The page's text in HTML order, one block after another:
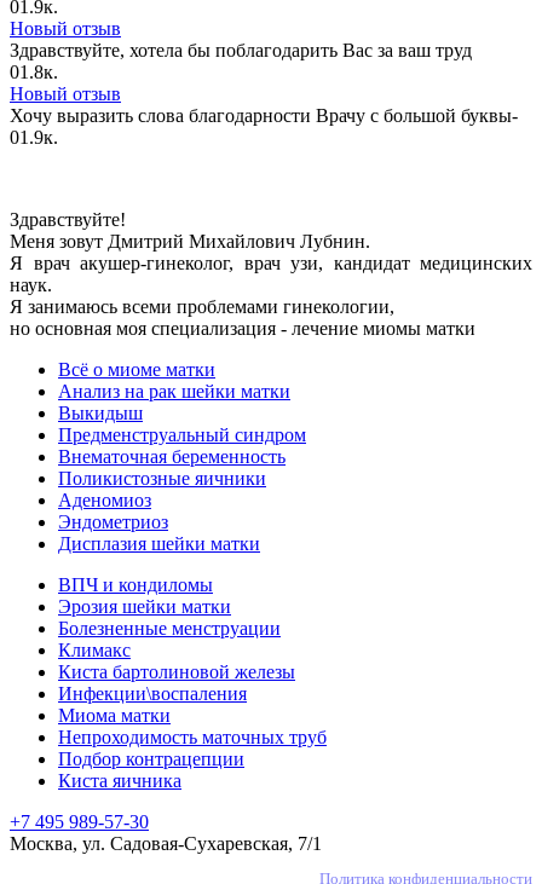
01.9к.
Новый отзыв
Здравствуйте, хотела бы поблагодарить Вас за ваш труд
01.8к.
Новый отзыв
Хочу выразить слова благодарности Врачу с большой буквы-
01.9к.
Здравствуйте!
Меня зовут Дмитрий Михайлович Лубнин.
Я врач акушер-гинеколог, врач узи, кандидат медицинских
наук.
Я занимаюсь всеми проблемами гинекологии,
но основная моя специализация - лечение миомы матки
Всё о миоме матки
Анализ на рак шейки матки
Выкидыш
Предменструальный синдром
Внематочная беременность
Поликистозные яичники
Аденомиоз
Эндометриоз
Дисплазия шейки матки
ВПЧ и кондиломы
Эрозия шейки матки
Болезненные менструации
Климакс
Киста бартолиновой железы
Инфекции\воспаления
Миома матки
Непроходимость маточных труб
Подбор контрацепции
Киста яичника
+7 495 989-57-30
Москва, ул. Садовая-Сухаревская, 7/1
Политика конфиденциальности